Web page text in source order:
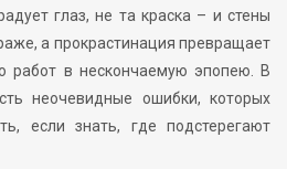
глаз, не та краска – и стены
а прокрастинация превращает
работ в нескончаемую эпопею. В
неочевидные ошибки, которых
если знать, где подстерегают